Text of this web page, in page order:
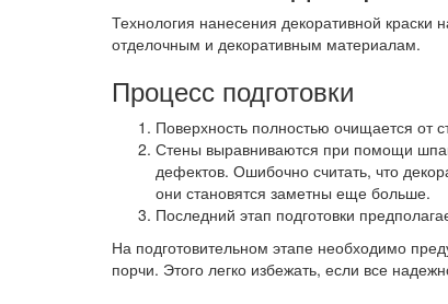
Технология нанесения декоративной краски
отделочным и декоративным материалам.
Процесс подготовки
Поверхность полностью очищается от
Стены выравниваются при помощи
дефектов. Ошибочно считать, что
они становятся заметны еще больше.
Последний этап подготовки
На подготовительном этапе необходимо
порчи. Этого легко избежать, если все